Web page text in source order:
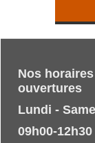
Nos
ouvertures
Lundi -
09h00-12h30